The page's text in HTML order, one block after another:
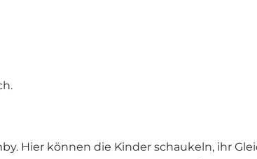
Hier können die Kinder schaukeln, ihr